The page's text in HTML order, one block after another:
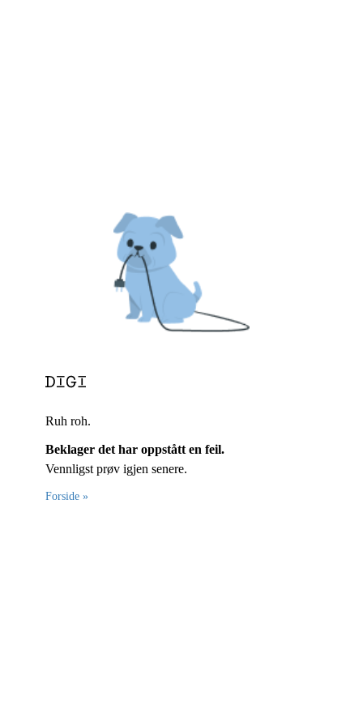
Ruh roh.
Beklager det har oppstått en feil.
Vennligst prøv igjen senere.
Forside »